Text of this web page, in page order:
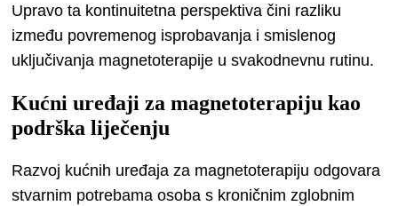
Upravo ta kontinuitetna perspektiva čini razliku
između povremenog isprobavanja i smislenog
uključivanja magnetoterapije u svakodnevnu rutinu.
Kućni uređaji za magnetoterapiju kao
podrška liječenju
Razvoj kućnih uređaja za magnetoterapiju odgovara
stvarnim potrebama osoba s kroničnim zglobnim